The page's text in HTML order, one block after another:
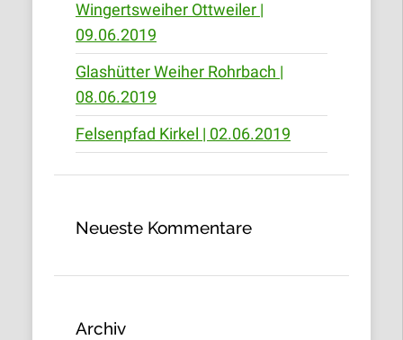
Wingertsweiher Ottweiler |
09.06.2019
Glashütter Weiher Rohrbach |
08.06.2019
Felsenpfad Kirkel | 02.06.2019
Neueste Kommentare
Archiv